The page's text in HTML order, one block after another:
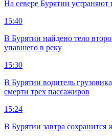
На севере Бурятии устраняют
15:40
В Бурятии найдено тело
упавшего в реку
15:30
В Бурятии водитель
смерти трех пассажиров
15:24
В Бурятии завтра сохранится